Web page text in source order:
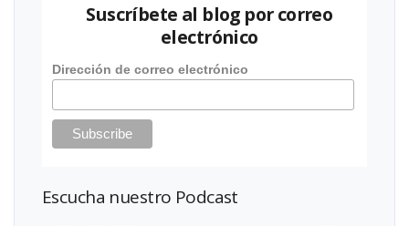
Suscríbete al blog por correo
electrónico
Dirección de correo electrónico
Escucha nuestro Podcast